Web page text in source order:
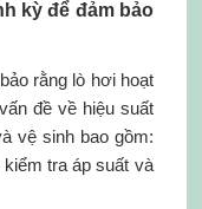
kỳ để đảm bảo
rằng lò hơi hoạt
đề về hiệu suất
vệ sinh bao gồm:
tra áp suất và